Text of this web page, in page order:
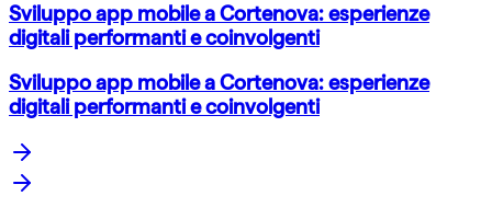
Sviluppo app mobile a Cortenova: esperienze
digitali performanti e coinvolgenti
Sviluppo app mobile a Cortenova: esperienze
digitali performanti e coinvolgenti